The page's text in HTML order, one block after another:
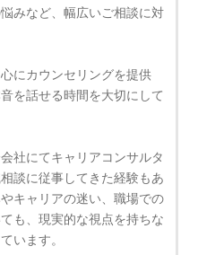
みなど、幅広いご相談に対
にカウンセリングを提供
を話せる時間を大切にして
社にてキャリアコンサルタ
談に従事してきた経験もあ
キャリアの迷い、職場での
も、現実的な視点を持ちな
います。